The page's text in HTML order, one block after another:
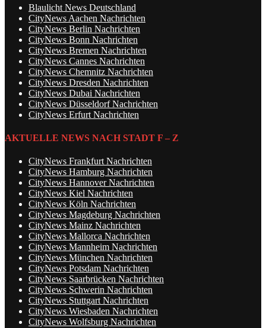
Blaulicht News Deutschland
CityNews Aachen Nachrichten
CityNews Berlin Nachrichten
CityNews Bonn Nachrichten
CityNews Bremen Nachrichten
CityNews Cannes Nachrichten
CityNews Chemnitz Nachrichten
CityNews Dresden Nachrichten
CityNews Dubai Nachrichten
CityNews Düsseldorf Nachrichten
CityNews Erfurt Nachrichten
AKTUELLE NEWS NACH STADT F – Z
CityNews Frankfurt Nachrichten
CityNews Hamburg Nachrichten
CityNews Hannover Nachrichten
CityNews Kiel Nachrichten
CityNews Köln Nachrichten
CityNews Magdeburg Nachrichten
CityNews Mainz Nachrichten
CityNews Mallorca Nachrichten
CityNews Mannheim Nachrichten
CityNews München Nachrichten
CityNews Potsdam Nachrichten
CityNews Saarbrücken Nachrichten
CityNews Schwerin Nachrichten
CityNews Stuttgart Nachrichten
CityNews Wiesbaden Nachrichten
CityNews Wolfsburg Nachrichten